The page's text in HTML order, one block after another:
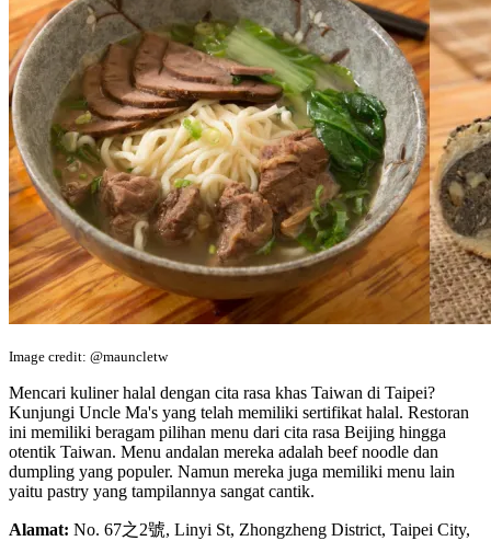
Image credit: @mauncletw
Mencari kuliner halal dengan cita rasa khas Taiwan di Taipei?
Kunjungi Uncle Ma's yang telah memiliki sertifikat halal. Restoran
ini memiliki beragam pilihan menu dari cita rasa Beijing hingga
otentik Taiwan. Menu andalan mereka adalah beef noodle dan
dumpling yang populer. Namun mereka juga memiliki menu lain
yaitu pastry yang tampilannya sangat cantik.
Alamat: No. 67之2號, Linyi St, Zhongzheng District, Taipei City,